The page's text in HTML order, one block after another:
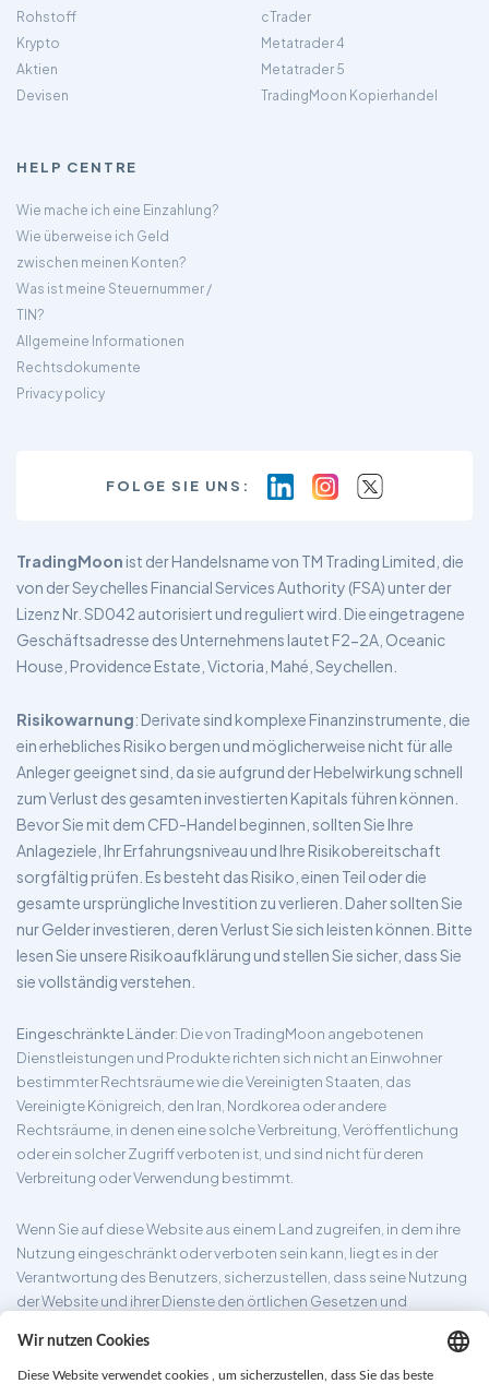
Rohstoff
Krypto
Aktien
Devisen
cTrader
Metatrader 4
Metatrader 5
TradingMoon Kopierhandel
HELP CENTRE
Wie mache ich eine Einzahlung?
Wie überweise ich Geld
zwischen meinen Konten?
Was ist meine Steuernummer /
TIN?
Allgemeine Informationen
Rechtsdokumente
Privacy policy
FOLGE SIE UNS:
TradingMoon ist der Handelsname von TM Trading Limited, die
von der Seychelles Financial Services Authority (FSA) unter der
Lizenz Nr. SD042 autorisiert und reguliert wird. Die eingetragene
Geschäftsadresse des Unternehmens lautet F2-2A, Oceanic
House, Providence Estate, Victoria, Mahé, Seychellen.
Risikowarnung: Derivate sind komplexe Finanzinstrumente, die
ein erhebliches Risiko bergen und möglicherweise nicht für alle
Anleger geeignet sind, da sie aufgrund der Hebelwirkung schnell
zum Verlust des gesamten investierten Kapitals führen können.
Bevor Sie mit dem CFD-Handel beginnen, sollten Sie Ihre
Anlageziele, Ihr Erfahrungsniveau und Ihre Risikobereitschaft
sorgfältig prüfen. Es besteht das Risiko, einen Teil oder die
gesamte ursprüngliche Investition zu verlieren. Daher sollten Sie
nur Gelder investieren, deren Verlust Sie sich leisten können. Bitte
lesen Sie unsere Risikoaufklärung und stellen Sie sicher, dass Sie
sie vollständig verstehen.
Eingeschränkte Länder: Die von TradingMoon angebotenen
Dienstleistungen und Produkte richten sich nicht an Einwohner
bestimmter Rechtsräume wie die Vereinigten Staaten, das
Vereinigte Königreich, den Iran, Nordkorea oder andere
Rechtsräume, in denen eine solche Verbreitung, Veröffentlichung
oder ein solcher Zugriff verboten ist, und sind nicht für deren
Verbreitung oder Verwendung bestimmt.
Wenn Sie auf diese Website aus einem Land zugreifen, in dem ihre
Nutzung eingeschränkt oder verboten sein kann, liegt es in der
Verantwortung des Benutzers, sicherzustellen, dass seine Nutzung
der Website und ihrer Dienste den örtlichen Gesetzen und
seiner Website bereitgestellten Informationen für alle
Rechtsgebiete geeignet sind.